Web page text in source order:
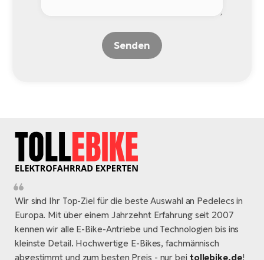
Senden
Wir sind Ihr Top-Ziel für die beste Auswahl an Pedelecs in
Europa. Mit über einem Jahrzehnt Erfahrung seit 2007
kennen wir alle E-Bike-Antriebe und Technologien bis ins
kleinste Detail. Hochwertige E-Bikes, fachmännisch
abgestimmt und zum besten Preis - nur bei tollebike.de!